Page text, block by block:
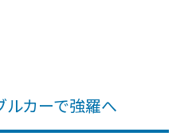
カーで強羅へ